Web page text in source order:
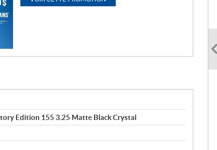
Edition 155 3.25 Matte Black Crystal